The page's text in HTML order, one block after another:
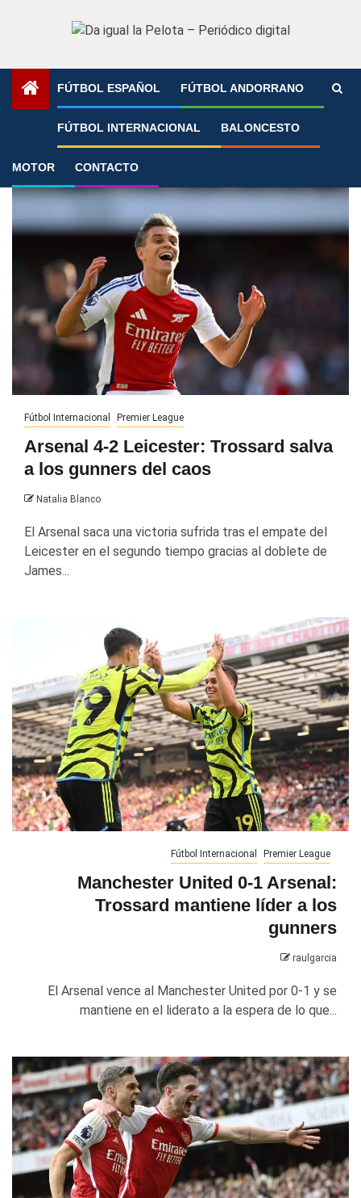
FÚTBOL ESPAÑOL FÚTBOL ANDORRANO
FÚTBOL INTERNACIONAL BALONCESTO
MOTOR CONTACTO
»
Trossard
Fútbol Internacional Premier League
Arsenal 4-2 Leicester: Trossard salva
a los gunners del caos
Natalia Blanco
El Arsenal saca una victoria sufrida tras el empate del
Leicester en el segundo tiempo gracias al doblete de
James...
Fútbol Internacional Premier League
Manchester United 0-1 Arsenal:
Trossard mantiene líder a los
gunners
raulgarcia
El Arsenal vence al Manchester United por 0-1 y se
mantiene en el liderato a la espera de lo que...